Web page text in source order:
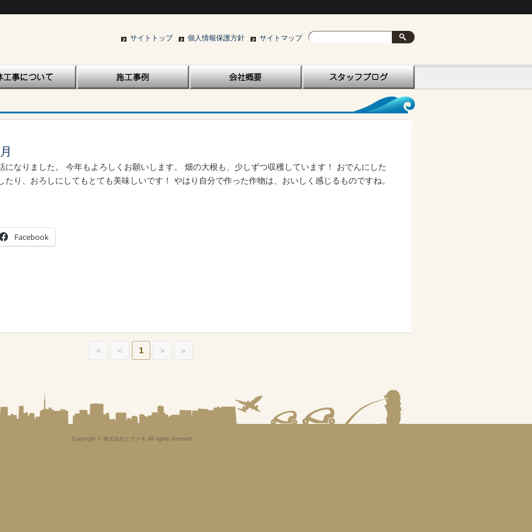
サイトトップ 個人情報保護方針 サイトマップ
になりました。 今年もよろしくお願いします。 畑の大根も、少しずつ収穫しています！ おでんにした
たり、おろしにしてもとても美味しいです！ やはり自分で作った作物は、おいしく感じるものですね。
Facebook
« < 1 > »
Copyright © 株式会社ヒデトモ All rights reserved.